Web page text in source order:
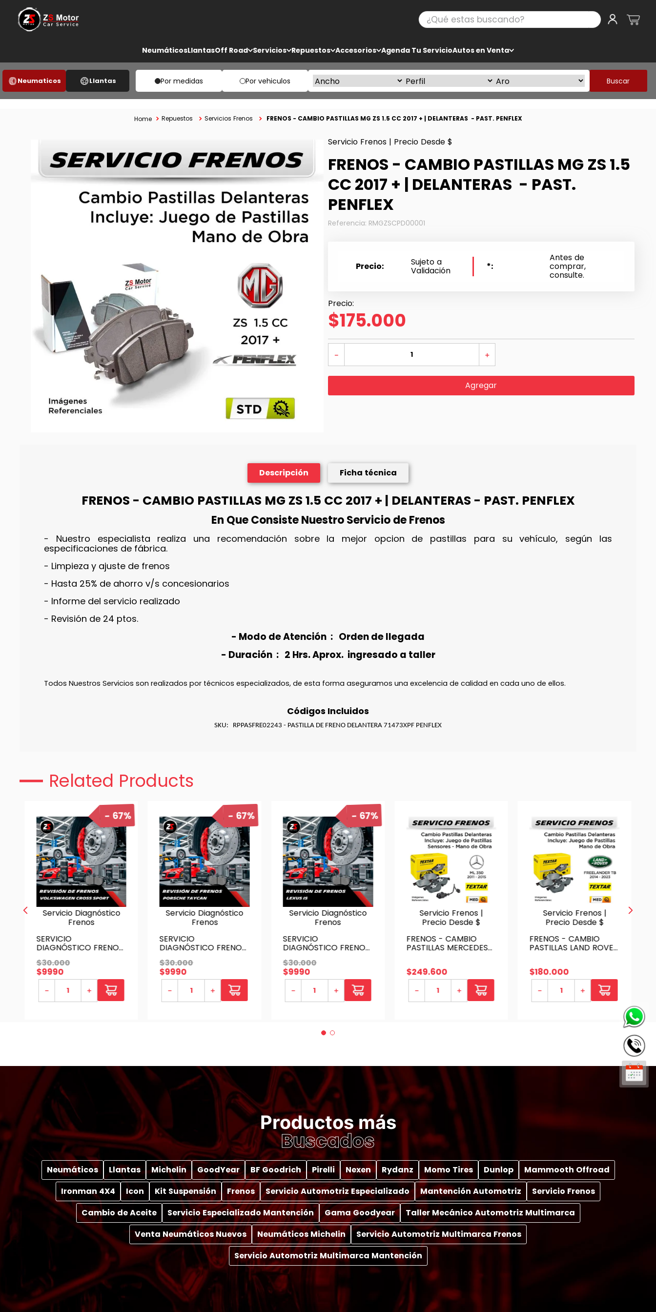
¿Qué estas buscando?
NeumáticosLlantasOff Road Servicios Repuestos Accesorios Agenda Tu ServicioAutos en Venta
Neumaticos Llantas Por medidas Por vehiculos Buscar
Repuestos Servicios Frenos FRENOS - CAMBIO PASTILLAS MG ZS 1.5 CC 2017 + | DELANTERAS - PAST. PENFLEX
Servicio Frenos | Precio Desde $
FRENOS - CAMBIO PASTILLAS MG ZS 1.5
CC 2017 + | DELANTERAS - PAST.
PENFLEX
Referencia: RMGZSCPD00001
Precio Sujeto a
Validación *
Antes de
comprar,
consulte.
$175.000
＋
－
Agregar
Descripción Ficha técnica
FRENOS - CAMBIO PASTILLAS MG ZS 1.5 CC 2017 + | DELANTERAS - PAST. PENFLEX
En Que Consiste Nuestro Servicio de Frenos
- Nuestro especialista realiza una recomendación sobre la mejor opcion de pastillas para su vehículo, según las
especificaciones de fábrica.
- Limpieza y ajuste de frenos
- Hasta 25% de ahorro v/s concesionarios
- Informe del servicio realizado
- Revisión de 24 ptos.
- Modo de Atención : Orden de llegada
- Duración : 2 Hrs. Aprox. ingresado a taller
Todos Nuestros Servicios son realizados por técnicos especializados, de esta forma aseguramos una excelencia de calidad en cada uno de ellos.
Códigos Incluidos
SKU: RPPASFRE02243 - PASTILLA DE FRENO DELANTERA 71473XPF PENFLEX
Related Products
67%
Servicio Diagnóstico
Frenos
SERVICIO
DIAGNÓSTICO FRENOS
VOLKSWAGEN
CROSSSPORT
$30.000
$9990
＋
－
67%
Servicio Diagnóstico
Frenos
SERVICIO
DIAGNÓSTICO FRENOS
PORSCHE TAYCAN
$30.000
$9990
＋
－
67%
Servicio Diagnóstico
Frenos
SERVICIO
DIAGNÓSTICO FRENOS
LEXUS IS
$30.000
$9990
＋
－
Servicio Frenos |
Precio Desde $
FRENOS - CAMBIO
PASTILLAS MERCEDES
- DELANTERAS | P.
TEXTAR - INCL SENSOR
- SERVICIO
$249.600
＋
－
Servicio Frenos |
Precio Desde $
FRENOS - CAMBIO
PASTILLAS LAND ROVER
2023 - DELANTERAS | P.
TEXTAR - SERVICIO
$180.000
＋
－
Productos más
Buscados
Neumáticos Llantas Michelin GoodYear BF Goodrich Pirelli Nexen Rydanz Momo Tires Dunlop
Mammooth Offroad
Ironman 4X4
Icon Kit Suspensión Frenos Servicio Automotriz Especializado Mantención Automotriz
Servicio Frenos
Cambio de Aceite
Servicio Especializado Mantención Gama Goodyear
Taller Mecánico Automotriz Multimarca
Venta Neumáticos Nuevos
Neumáticos Michelin
Servicio Automotriz Multimarca Frenos
Servicio Automotriz Multimarca Mantención
3.
225